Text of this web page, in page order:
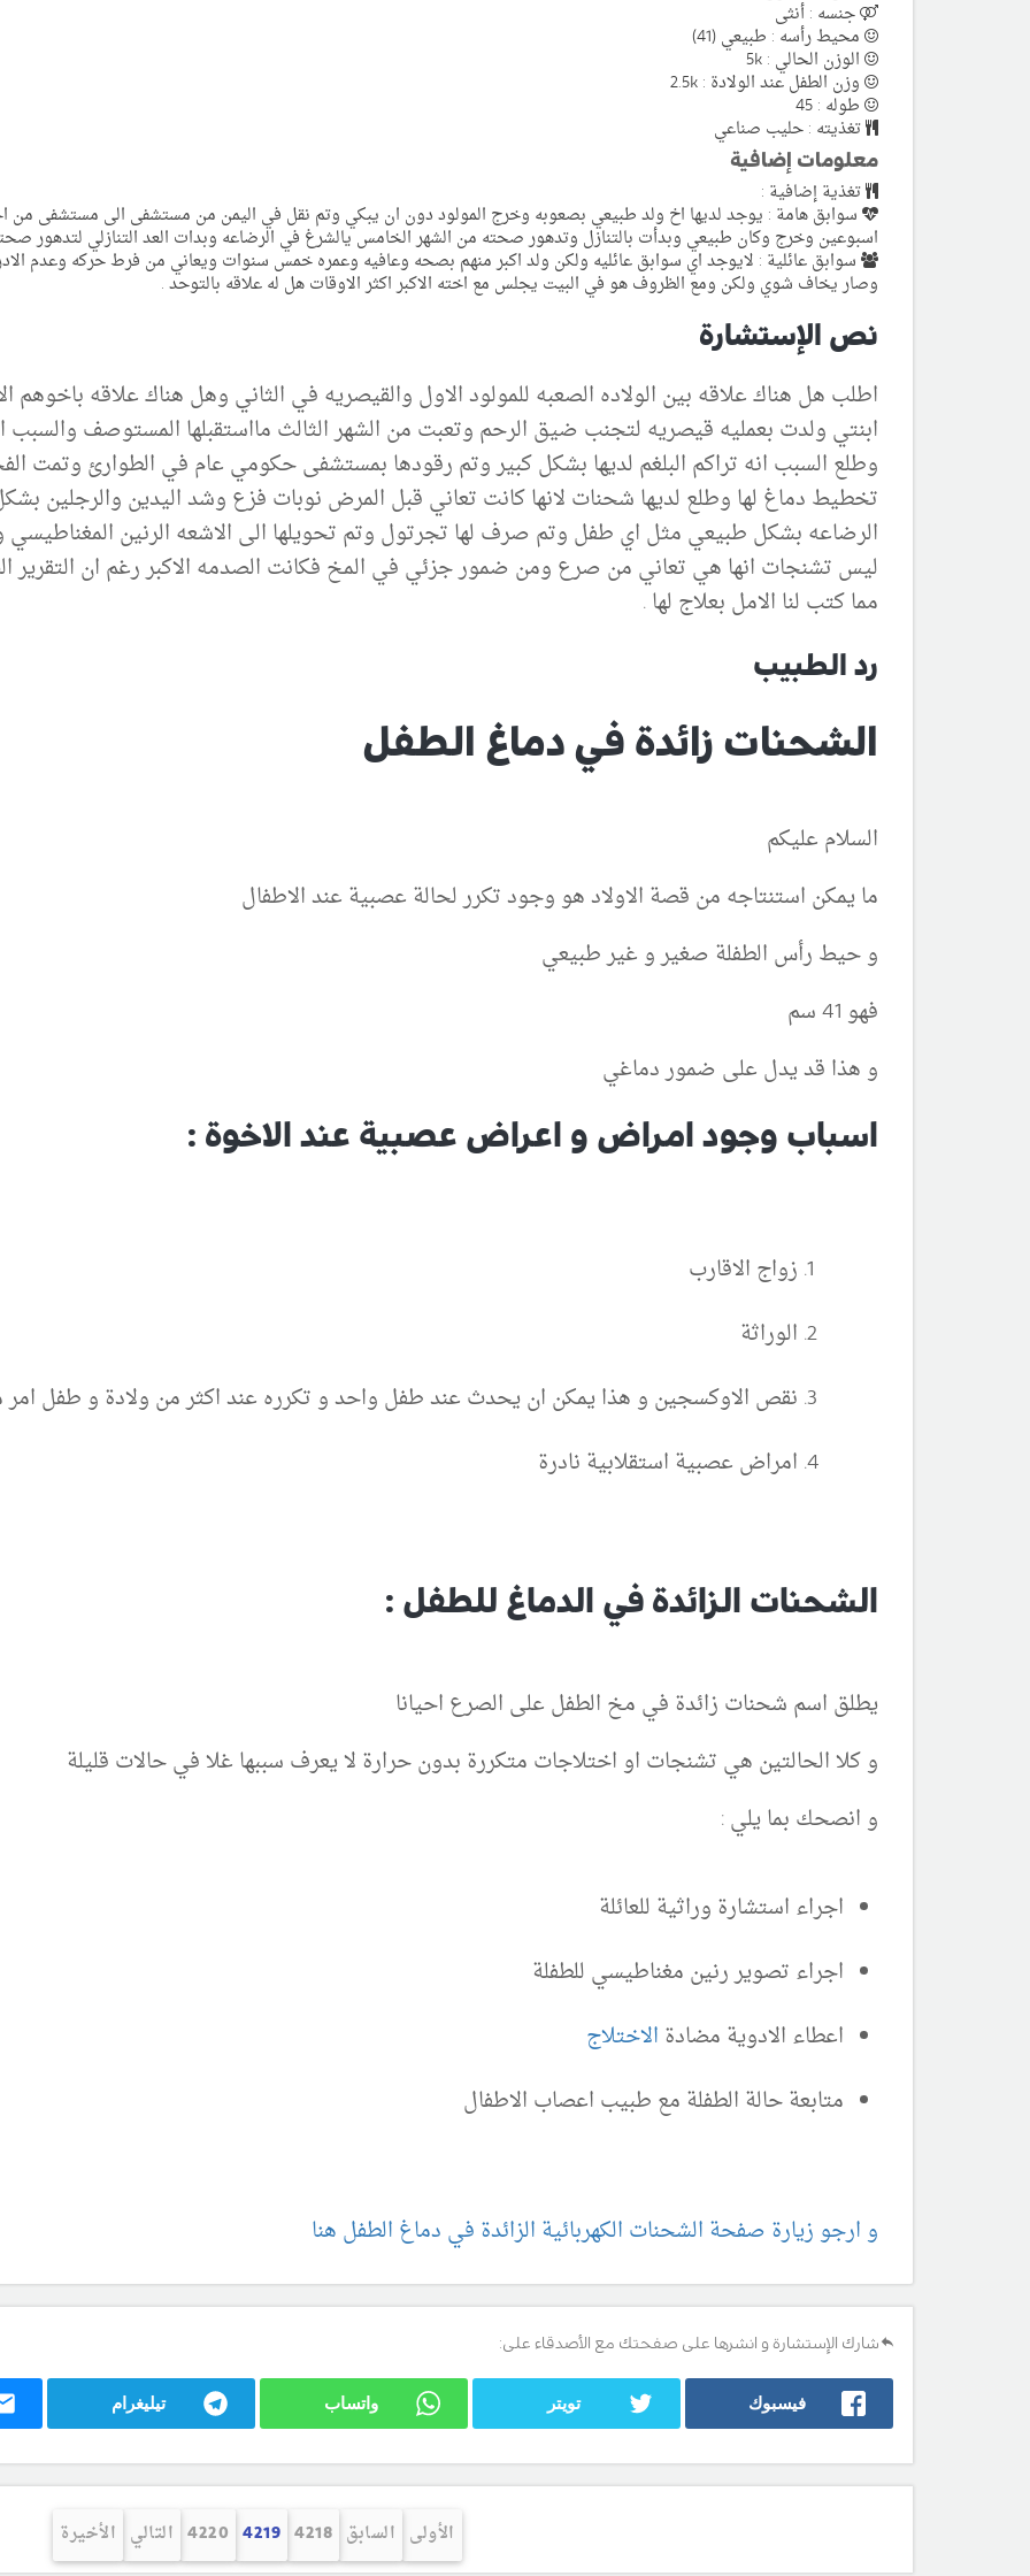
جنسه : أنثى
محيط رأسه : طبيعي (41)
الوزن الحالي : 5k
وزن الطفل عند الولادة : 2.5k
طوله : 45
تغذيته : حليب صناعي
معلومات إضافية
تغذية إضافية :
سوابق هامة : يوجد لديها اخ ولد طبيعي بصعوبه وخرج المولود دون ان يبكي وتم نقل في اليمن من مستشفى الى مستشفى من
اسبوعين وخرج وكان طبيعي وبدأت بالتنازل وتدهور صحته من الشهر الخامس يالشرغ في الرضاعه وبدات العد التنازلي لتدهور
سوابق عائلية : لايوجد اي سوابق عائليه ولكن ولد اكبر منهم بصحه وعافيه وعمره خمس سنوات ويعاني من فرط حركه وعدم
وصار يخاف شوي ولكن ومع الظروف هو في البيت يجلس مع اخته الاكبر اكثر الاوقات هل له علاقه بالتوحد .
نص الإستشارة
اطلب هل هناك علاقه بين الولاده الصعبه للمولود الاول والقيصريه في الثاني وهل هناك علاقه باخوهم
ابنتي ولدت بعمليه قيصريه لتجنب ضيق الرحم وتعبت من الشهر الثالث مااستقبلها المستوصف والسبب
وطلع السبب انه تراكم البلغم لديها بشكل كبير وتم رقودها بمستشفى حكومي عام في الطوارئ وتمت
تخطيط دماغ لها وطلع لديها شحنات لانها كانت تعاني قبل المرض نوبات فزع وشد اليدين والرجلين
الرضاعه بشكل طبيعي مثل اي طفل وتم صرف لها تجرتول وتم تحويلها الى الاشعه الرنين المغناطيسي
ليس تشنجات انها هي تعاني من صرع ومن ضمور جزئي في المخ فكانت الصدمه الاكبر رغم ان التقرير
مما كتب لنا الامل بعلاج لها .
رد الطبيب
الشحنات زائدة في دماغ الطفل
السلام عليكم
ما يمكن استنتاجه من قصة الاولاد هو وجود تكرر لحالة عصبية عند الاطفال
و حيط رأس الطفلة صغير و غير طبيعي
فهو 41 سم
و هذا قد يدل على ضمور دماغي
اسباب وجود امراض و اعراض عصبية عند الاخوة :
زواج الاقارب
الوراثة
نقص الاوكسجين و هذا يمكن ان يحدث عند طفل واحد و تكرره عند اكثر من ولادة و طفل امر
امراض عصبية استقلابية نادرة
الشحنات الزائدة في الدماغ للطفل :
يطلق اسم شحنات زائدة في مخ الطفل على الصرع احيانا
و كلا الحالتين هي تشنجات او اختلاجات متكررة بدون حرارة لا يعرف سببها غلا في حالات قليلة
و انصحك بما يلي :
اجراء استشارة وراثية للعائلة
اجراء تصوير رنين مغناطيسي للطفلة
اعطاء الادوية مضادة الاختلاج
متابعة حالة الطفلة مع طبيب اعصاب الاطفال
و ارجو زيارة صفحة الشحنات الكهربائية الزائدة في دماغ الطفل هنا
شارك الإستشارة و انشرها على صفحتك مع الأصدقاء على:
فيسبوك تويتر واتساب تيليغرام
الأولى السابق 4218
4219
4220 التالي الأخيرة